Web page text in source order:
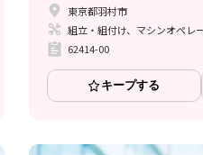
東京都羽村市
62414-00
キープする